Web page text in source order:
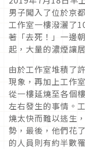
男子闖入了位於京
工作室一樓潑灑了
著「去死！」一邊
起，大量的濃煙讓
由於工作室堆積了
現象，再加上工作
從一樓延燒至各個
左右發生的事情。
燒太快而難以逃生
勢，最後，他們花了
的人員則有約半數